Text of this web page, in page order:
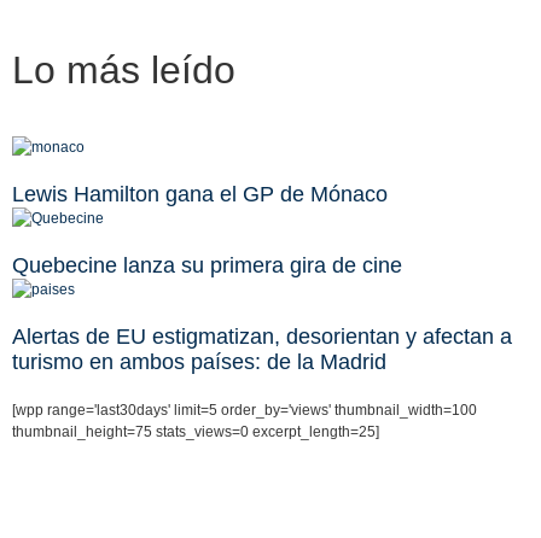
Lo más leído
Lewis Hamilton gana el GP de Mónaco
Quebecine lanza su primera gira de cine
Alertas de EU estigmatizan, desorientan y afectan a
turismo en ambos países: de la Madrid
[wpp range='last30days' limit=5 order_by='views' thumbnail_width=100
thumbnail_height=75 stats_views=0 excerpt_length=25]